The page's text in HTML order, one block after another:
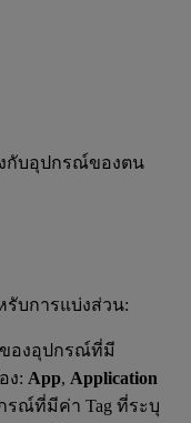
งกับอุปกรณ์ของตน
รับการแบ่งส่วน:
ของอุปกรณ์ที่มี
ง: App, Application
กรณ์ที่มีค่า Tag ที่ระบุ